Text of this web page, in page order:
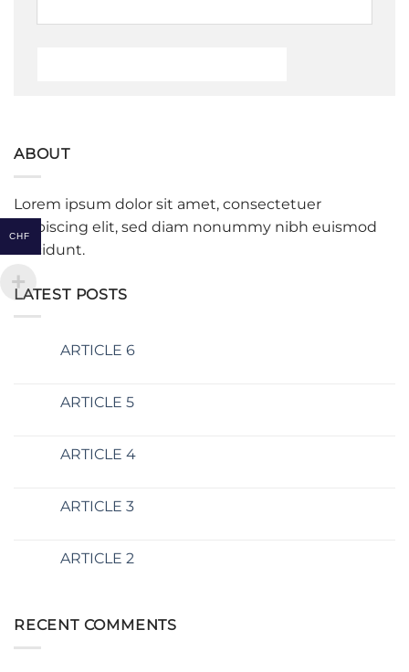
ABOUT
Lorem ipsum dolor sit amet, consectetuer
adipiscing elit, sed diam nonummy nibh euismod
tincidunt.
LATEST POSTS
ARTICLE 6
ARTICLE 5
ARTICLE 4
ARTICLE 3
ARTICLE 2
RECENT COMMENTS
CHF